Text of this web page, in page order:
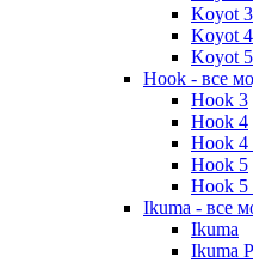
Koyot
Koyot
Koyot
Hook - все
Hook 3
Hook 4
Hook 4
Hook 5
Hook 5
Ikuma - все
Ikuma
Ikuma P